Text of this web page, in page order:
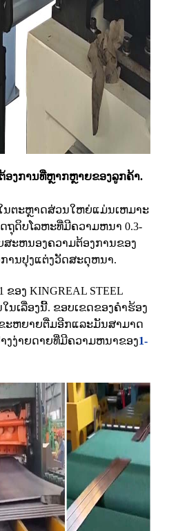
ງການທີ່ຫຼາກຫຼາຍຂອງລູກຄ້າ.
ນຕະຫຼາດສ່ວນໃຫຍ່ແມ່ນເຫມາະ
ຖຸດິບໂລຫະທີ່ມີຄວາມຫນາ 0.3-
ສະຫນອງຄວາມຕ້ອງການຂອງ
ານປຸງແຕ່ງວັດສະດຸຫນາ.
ຂອງ KINGREAL STEEL
ນເລື່ອງນີ້. ຂອບເຂດຂອງຄໍາຮ້ອງ
ະຫຍາຍຕື່ມອີກແລະມັນສາມາດ
ງງ່າຍດາຍທີ່ມີຄວາມຫນາຂອງ1-